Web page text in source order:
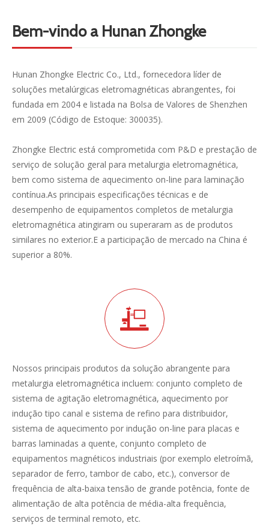
Bem-vindo a Hunan Zhongke
Hunan Zhongke Electric Co., Ltd., fornecedora líder de
soluções metalúrgicas eletromagnéticas abrangentes, foi
fundada em 2004 e listada na Bolsa de Valores de Shenzhen
em 2009 (Código de Estoque: 300035).
Zhongke Electric está comprometida com P&D e prestação de
serviço de solução geral para metalurgia eletromagnética,
bem como sistema de aquecimento on-line para laminação
contínua.As principais especificações técnicas e de
desempenho de equipamentos completos de metalurgia
eletromagnética atingiram ou superaram as de produtos
similares no exterior.E a participação de mercado na China é
superior a 80%.
Nossos principais produtos da solução abrangente para
metalurgia eletromagnética incluem: conjunto completo de
sistema de agitação eletromagnética, aquecimento por
indução tipo canal e sistema de refino para distribuidor,
sistema de aquecimento por indução on-line para placas e
barras laminadas a quente, conjunto completo de
equipamentos magnéticos industriais (por exemplo eletroímã,
separador de ferro, tambor de cabo, etc.), conversor de
frequência de alta-baixa tensão de grande potência, fonte de
alimentação de alta potência de média-alta frequência,
serviços de terminal remoto, etc.